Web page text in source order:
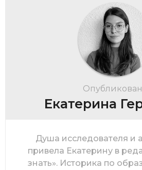
Екатерина
Душа исследователя и
привела Екатерину в
знать». Историка по